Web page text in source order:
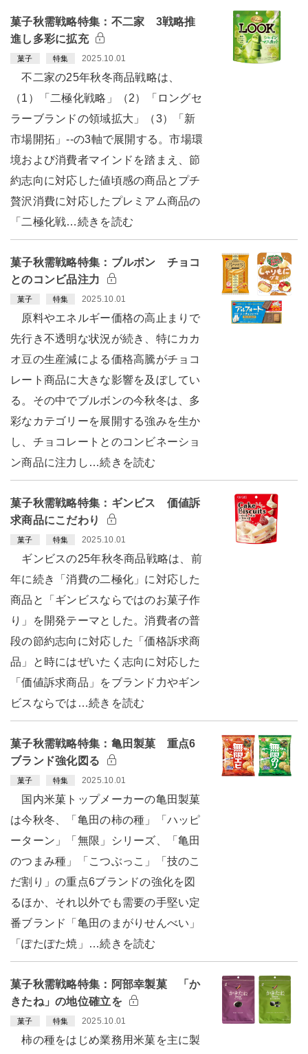
菓子秋需戦略特集：不二家 3戦略推
進し多彩に拡充
菓子 特集 2025.10.01
不二家の25年秋冬商品戦略は、
（1）「二極化戦略」（2）「ロングセ
ラーブランドの領域拡大」（3）「新
市場開拓」--の3軸で展開する。市場環
境および消費者マインドを踏まえ、節
約志向に対応した値頃感の商品とプチ
贅沢消費に対応したプレミアム商品の
「二極化戦…続きを読む
菓子秋需戦略特集：ブルボン チョコ
とのコンビ品注力
菓子 特集 2025.10.01
原料やエネルギー価格の高止まりで
先行き不透明な状況が続き、特にカカ
オ豆の生産減による価格高騰がチョコ
レート商品に大きな影響を及ぼしてい
る。その中でブルボンの今秋冬は、多
彩なカテゴリーを展開する強みを生か
し、チョコレートとのコンビネーショ
ン商品に注力し…続きを読む
菓子秋需戦略特集：ギンビス 価値訴
求商品にこだわり
菓子 特集 2025.10.01
ギンビスの25年秋冬商品戦略は、前
年に続き「消費の二極化」に対応した
商品と「ギンビスならではのお菓子作
り」を開発テーマとした。消費者の普
段の節約志向に対応した「価格訴求商
品」と時にはぜいたく志向に対応した
「価値訴求商品」をブランド力やギン
ビスならでは…続きを読む
菓子秋需戦略特集：亀田製菓 重点6
ブランド強化図る
菓子 特集 2025.10.01
国内米菓トップメーカーの亀田製菓
は今秋冬、「亀田の柿の種」「ハッピ
ーターン」「無限」シリーズ、「亀田
のつまみ種」「こつぶっこ」「技のこ
だ割り」の重点6ブランドの強化を図
るほか、それ以外でも需要の手堅い定
番ブランド「亀田のまがりせんべい」
「ぽたぽた焼」…続きを読む
菓子秋需戦略特集：阿部幸製菓 「か
きたね」の地位確立を
菓子 特集 2025.10.01
柿の種をはじめ業務用米菓を主に製